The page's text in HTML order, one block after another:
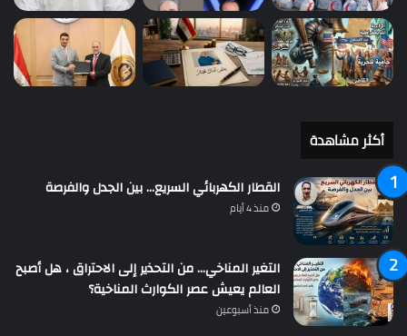
أكثر مشاهدة
القطار الكهربائي السريع… بين الجدل والفرصة
منذ 4 أيام
التغير المناخي… من التحذير إلى الاحتراق ، هل أصبح
العالم يعيش عصر الكوارث المناخية؟
منذ أسبوعين